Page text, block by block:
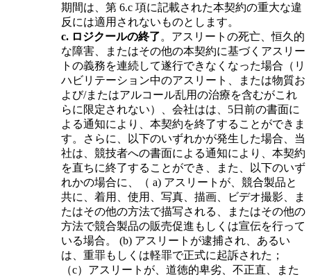
期間は、第 6.c 項に記載された本契約の重大な違
反には適用されないものとします。
c. ロジクールの終了。アスリートの死亡、恒久的
な障害、またはその他の本契約に基づくアスリー
トの義務を連続して遂行できなくなった場合（リ
ハビリテーション中のアスリート、または物質お
よび/またはアルコール乱用の治療を含むがこれ
らに限定されない）、会社はは、5日前の書面に
よる通知により、本契約を終了することができま
す。さらに、以下のいずれかが発生した場合、当
社は、競技者への書面による通知により、本契約
を直ちに終了することができ、また、以下のいず
れかの場合に、（ a) アスリートが、競合製品と
共に、着用、使用、写真、描画、ビデオ撮影、ま
たはその他の方法で描写される、またはその他の
方法で競合製品の販売促進もしくは宣伝を行って
いる場合。 (b) アスリートが逮捕され、あるい
は、重罪もしくは軽罪で正式に起訴された；
（c）アスリートが、道徳的卑劣、不正直、また